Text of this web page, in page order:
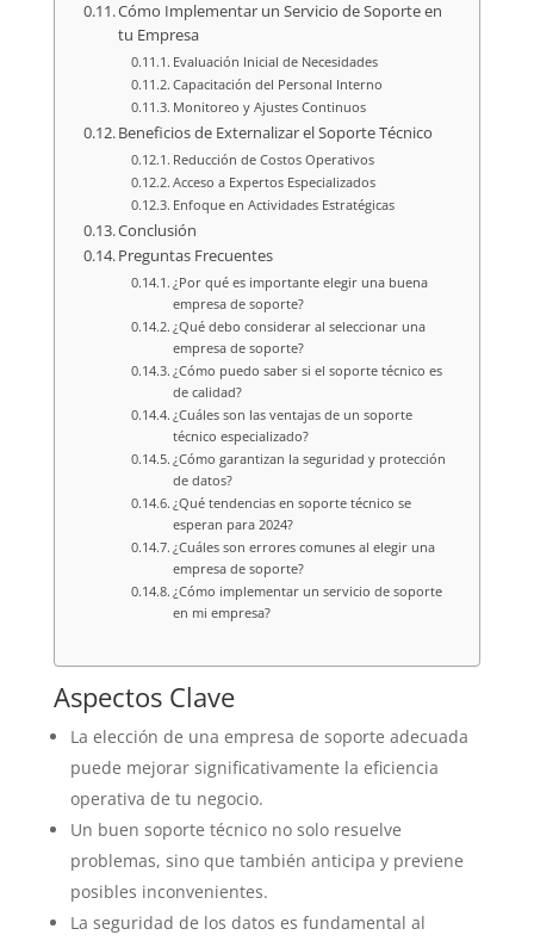
Cómo Implementar un Servicio de Soporte en
tu Empresa
Evaluación Inicial de Necesidades
Capacitación del Personal Interno
Monitoreo y Ajustes Continuos
Beneficios de Externalizar el Soporte Técnico
Reducción de Costos Operativos
Acceso a Expertos Especializados
Enfoque en Actividades Estratégicas
Conclusión
Preguntas Frecuentes
¿Por qué es importante elegir una buena
empresa de soporte?
¿Qué debo considerar al seleccionar una
empresa de soporte?
¿Cómo puedo saber si el soporte técnico es
de calidad?
¿Cuáles son las ventajas de un soporte
técnico especializado?
¿Cómo garantizan la seguridad y protección
de datos?
¿Qué tendencias en soporte técnico se
esperan para 2024?
¿Cuáles son errores comunes al elegir una
empresa de soporte?
¿Cómo implementar un servicio de soporte
en mi empresa?
Aspectos Clave
La elección de una empresa de soporte adecuada
puede mejorar significativamente la eficiencia
operativa de tu negocio.
Un buen soporte técnico no solo resuelve
problemas, sino que también anticipa y previene
posibles inconvenientes.
La seguridad de los datos es fundamental al